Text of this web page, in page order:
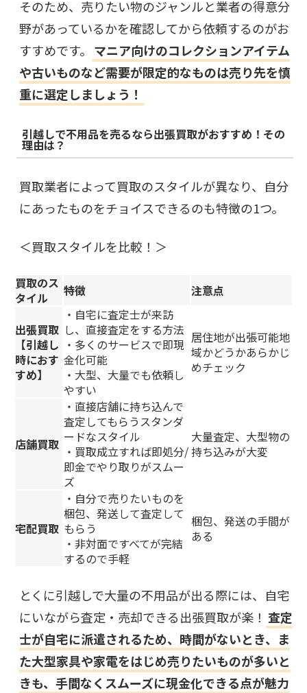
そのため、売りたい物のジャンルと業者の得意分
野があっているかを確認してから依頼するのがお
すすめです。 マニア向けのコレクションアイテム
や古いものなど需要が限定的なものは売り先を慎
重に選定しましょう！
引越しで不用品を売るなら出張買取がおすすめ！その
理由は？
買取業者によって買取のスタイルが異なり、自分
にあったものをチョイスできるのも特徴の1つ。
＜買取スタイルを比較！＞
買取のス
タイル
特徴 注意点
出張買取
【引越し
時におす
すめ】
・自宅に査定士が来訪
し、直接査定をする方法
・多くのサービスで即現
金化可能
・大型、大量でも依頼し
やすい
居住地が出張可能地
域かどうかあらかじ
めチェック
店舗買取
・直接店舗に持ち込んで
査定してもらうスタンダ
ードなスタイル
・買取成立すれば即処分/
即金でやり取りがスムー
ズ
大量査定、大型物の
持ち込みが大変
宅配買取
・自分で売りたいものを
梱包、発送して査定して
もらう
・非対面ですべてが完結
するので手軽
梱包、発送の手間が
ある
とくに引越しで大量の不用品が出る際には、自宅
にいながら査定・売却できる出張買取が楽！ 査定
士が自宅に派遣されるため、時間がないとき、ま
た大型家具や家電をはじめ売りたいものが多いと
きも、手間なくスムーズに現金化できる点が魅力